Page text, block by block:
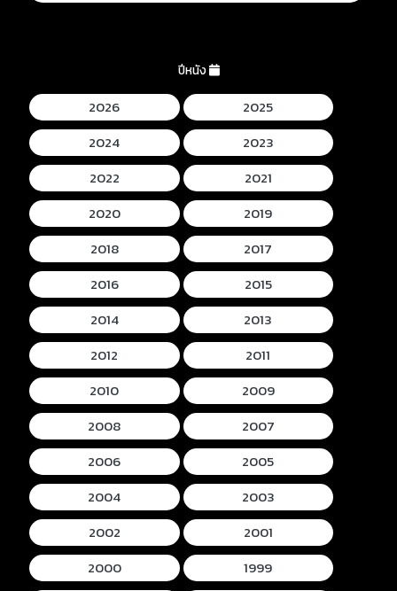
ปีหนัง
2026
2025
2024
2023
2022
2021
2020
2019
2018
2017
2016
2015
2014
2013
2012
2011
2010
2009
2008
2007
2006
2005
2004
2003
2002
2001
2000
1999